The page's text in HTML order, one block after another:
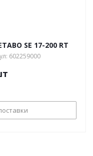
SE 17-200 RT
602259000